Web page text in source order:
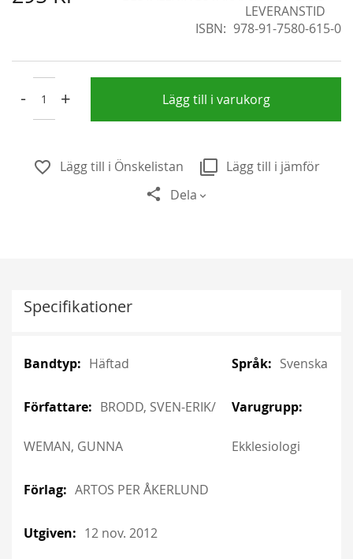
LEVERANSTID
ISBN
978-91-7580-615-0
- + Lägg till i varukorg
Lägg till i Önskelistan
Lägg till i jämför
Dela
Specifikationer
InformationHäftad
BRODD, SVEN-ERIK/
WEMAN, GUNNA
ARTOS PER ÅKERLUND
12 nov. 2012
InformationSvenska
Ekklesiologi